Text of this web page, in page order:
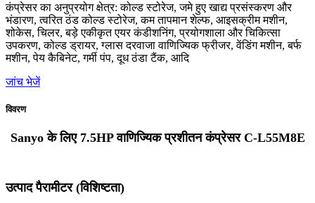
कंप्रेसर का अनुप्रयोग क्षेत्र: कोल्ड स्टोरेज, जमे हुए खाद्य प्रसंस्करण और
भंडारण, त्वरित ठंड कोल्ड स्टोरेज, कम तापमान शेल्फ, आइसक्रीम मशीन,
शोकेस, चिलर, बड़े एकीकृत एयर कंडीशनिंग, प्रयोगशाला और चिकित्सा
उपकरण, कोल्ड ड्रायर, ग्लास दरवाजा वाणिज्यिक फ्रीजर, वेंडिंग मशीन, बर्फ
मशीन, पेय कैबिनेट, गर्मी पंप, दूध ठंडा टैंक, आदि
जांच भेजें
विवरण
Sanyo के लिए 7.5HP वाणिज्यिक प्रशीतन कंप्रेसर C-L55M8E
उत्पाद पैरामीटर (विशिष्टता)